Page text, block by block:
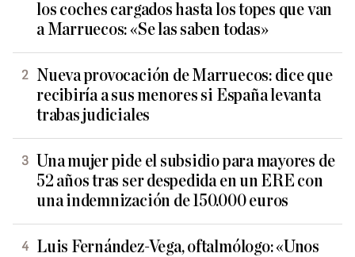
los coches cargados hasta los topes que van
a Marruecos: «Se las saben todas»
Nueva provocación de Marruecos: dice que
recibiría a sus menores si España levanta
trabas judiciales
Una mujer pide el subsidio para mayores de
52 años tras ser despedida en un ERE con
una indemnización de 150.000 euros
Luis Fernández-Vega, oftalmólogo: «Unos